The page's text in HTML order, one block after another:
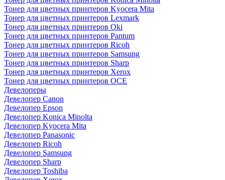
Тонер для цветных принтеров Kyocera Mita
Тонер для цветных принтеров Lexmark
Тонер для цветных принтеров Oki
Тонер для цветных принтеров Pantum
Тонер для цветных принтеров Ricoh
Тонер для цветных принтеров Samsung
Тонер для цветных принтеров Sharp
Тонер для цветных принтеров Xerox
Тонер для цветных принтеров OCE
Девелоперы
Девелопер Canon
Девелопер Epson
Девелопер Konica Minolta
Девелопер Kyocera Mita
Девелопер Panasonic
Девелопер Ricoh
Девелопер Samsung
Девелопер Sharp
Девелопер Toshiba